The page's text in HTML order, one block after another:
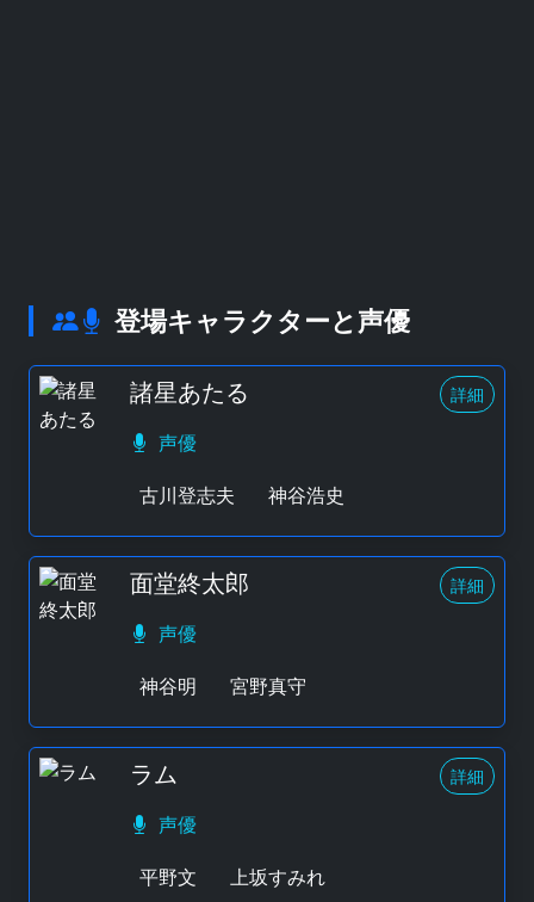
登場キャラクターと声優
諸星あたる 詳細
声優
古川登志夫
神谷浩史
面堂終太郎 詳細
声優
神谷明
宮野真守
ラム 詳細
声優
平野文
上坂すみれ